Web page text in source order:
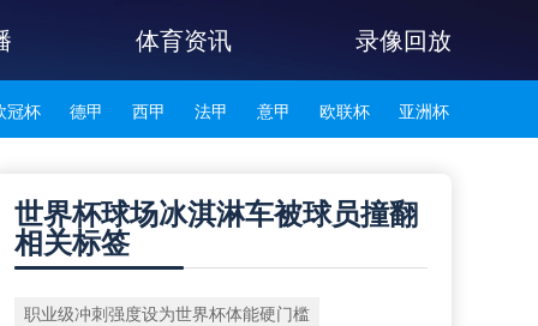
体育资讯 录像回放
冠杯 德甲 西甲 法甲 意甲 欧联杯 亚洲杯
世界杯球场冰淇淋车被球员撞翻
相关标签
职业级冲刺强度设为世界杯体能硬门槛